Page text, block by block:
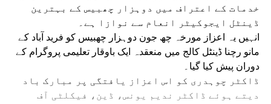
خدمات کے اعتراف میں دوہزار چھبیس کے بہترین
ڈینٹل ایجوکیٹر انعام سے نوازا ہے۔
انہیں یہ اعزاز مورخہ چھ جون دوہزار چھبیس کو فرید آباد کے
مانو رچنا ڈینٹل کالج میں منعقدہ ایک باوقار تعلیمی پروگرام کے
دوران پیش کیا گیا۔
ڈاکٹر چوہدری کو اس اعزاز یافتگی پر مبارک باد
دیتے ہوئے ڈاکٹر ندیم یونس، ڈین، فیکلٹی آف